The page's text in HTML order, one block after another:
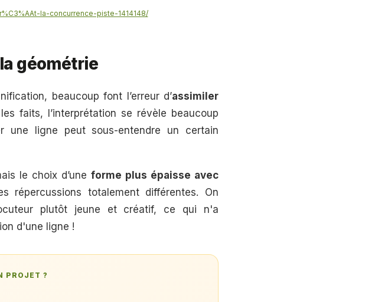
la-concurrence-piste-1414148/
géométrie
beaucoup font l’erreur d’assimiler
faits, l’interprétation se révèle beaucoup
une ligne peut sous-entendre un certain
le choix d’uneforme plus épaisse avec
répercussions totalement différentes. On
plutôt jeune et créatif, ce qui n'a
d'une ligne !
PROJET ?